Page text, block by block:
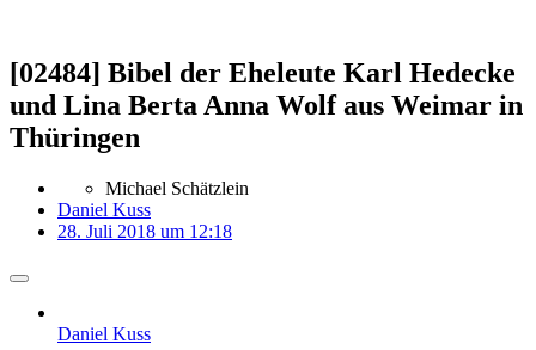
[02484] Bibel der Eheleute Karl Hedecke
und Lina Berta Anna Wolf aus Weimar in
Thüringen
Michael Schätzlein
Daniel Kuss
28. Juli 2018 um 12:18
Daniel Kuss